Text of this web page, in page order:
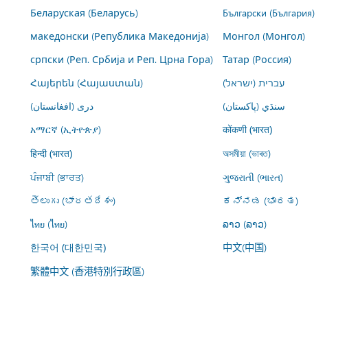
Беларуская (Беларусь) Български (България)
македонски (Република Македонија) Монгол (Монгол)
српски (Реп. Србија и Реп. Црна Гора) Татар (Россия)
Հայերեն (Հայաստան) עברית (ישראל)
درى (افغانستان) سنڌي (پاکستان)
አማርኛ (ኢትዮጵያ) कोंकणी (भारत)
हिन्दी (भारत) অসমীয়া (ভাৰত)
ਪੰਜਾਬੀ (ਭਾਰਤ) ગુજરાતી (ભારત)
తెలుగు (భారతదేశం) ಕನ್ನಡ (ಭಾರತ)
ไทย (ไทย) ລາວ (ລາວ)
한국어 (대한민국) 中文(中国)
繁體中文 (香港特別行政區)